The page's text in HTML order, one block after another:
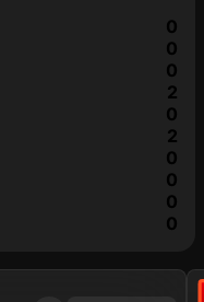
0
0
0
2
0
2
0
0
0
0